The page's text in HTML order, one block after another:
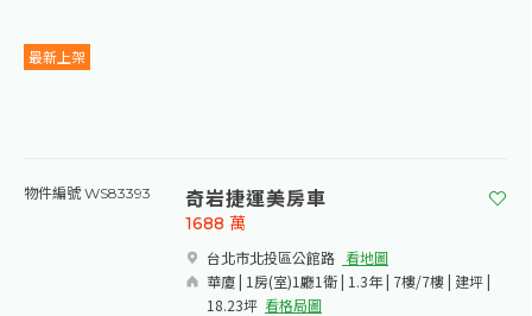
最新上架
物件編號 WS83393 奇岩捷運美房車
台北市北投區公館路​ 看地圖
華廈 | 1房(室)1廳1衛 | 1.3年 | 7樓/7樓 | 建坪 |
18.23坪 看格局圖
1688 萬